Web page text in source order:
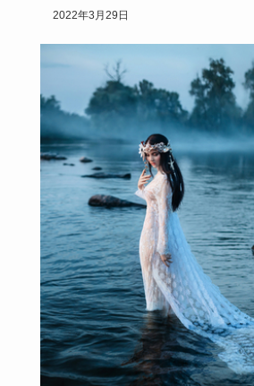
生石があります。
2022年3月29日